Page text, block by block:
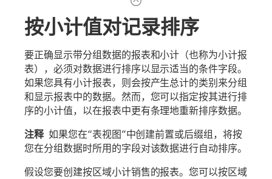
按小计值对记录排序
要正确显示带分组数据的报表和小计（也称为小计报
表），必须对数据进行排序以显示适当的条件字段。
如果您具有小计报表，则会按产生总计的类别来分组
和显示报表中的数据。然而，您可以指定按其进行排
序的小计值，以在报表中更有条理地重新排序数据。
注释 如果您在“表视图”中创建前置或后缀组，将按
您在分组数据时所用的字段对该数据进行自动排序。
假设您要创建按区域小计销售的报表。您可以按区域